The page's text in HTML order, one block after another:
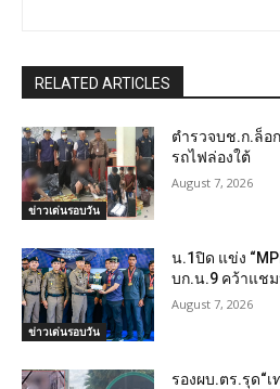
RELATED ARTICLES
ข่าวเด่นรอบวัน
ตำรวจบช.ก.ล็อ
รถไฟล่องใต้
August 7, 2026
ข่าวเด่นรอบวัน
น.1ปิด แข่ง
บก.น.9 คว้าแช
August 7, 2026
รองผบ.ตร.รุด“